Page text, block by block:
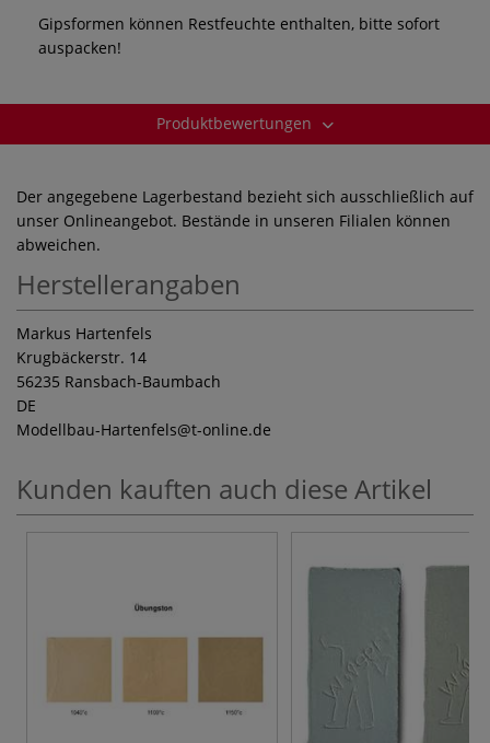
Gipsformen können Restfeuchte enthalten, bitte sofort
auspacken!
Produktbewertungen
Der angegebene Lagerbestand bezieht sich ausschließlich auf
unser Onlineangebot. Bestände in unseren Filialen können
abweichen.
Herstellerangaben
Markus Hartenfels
Krugbäckerstr. 14
56235 Ransbach-Baumbach
DE
Modellbau-Hartenfels@t-online.de
Kunden kauften auch diese Artikel